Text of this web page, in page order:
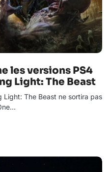
les versions PS4
Light: The Beast
Light: The Beast ne sortira pas